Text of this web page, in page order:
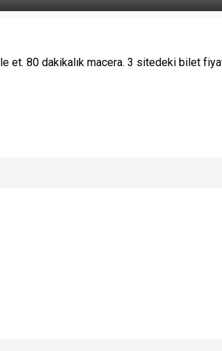
et. 80 dakikalık macera. 3 sitedeki bilet